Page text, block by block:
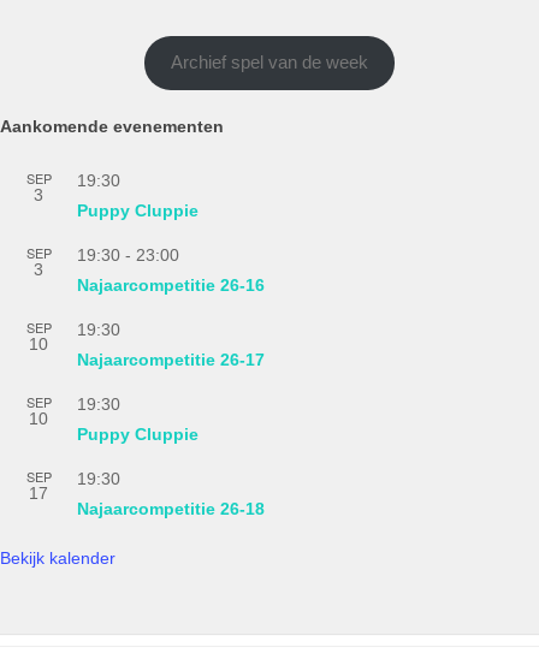
Archief spel van de week
Aankomende evenementen
SEP
3
19:30
Puppy Cluppie
SEP
3
19:30 - 23:00
Najaarcompetitie 26-16
SEP
10
19:30
Najaarcompetitie 26-17
SEP
10
19:30
Puppy Cluppie
SEP
17
19:30
Najaarcompetitie 26-18
Bekijk kalender